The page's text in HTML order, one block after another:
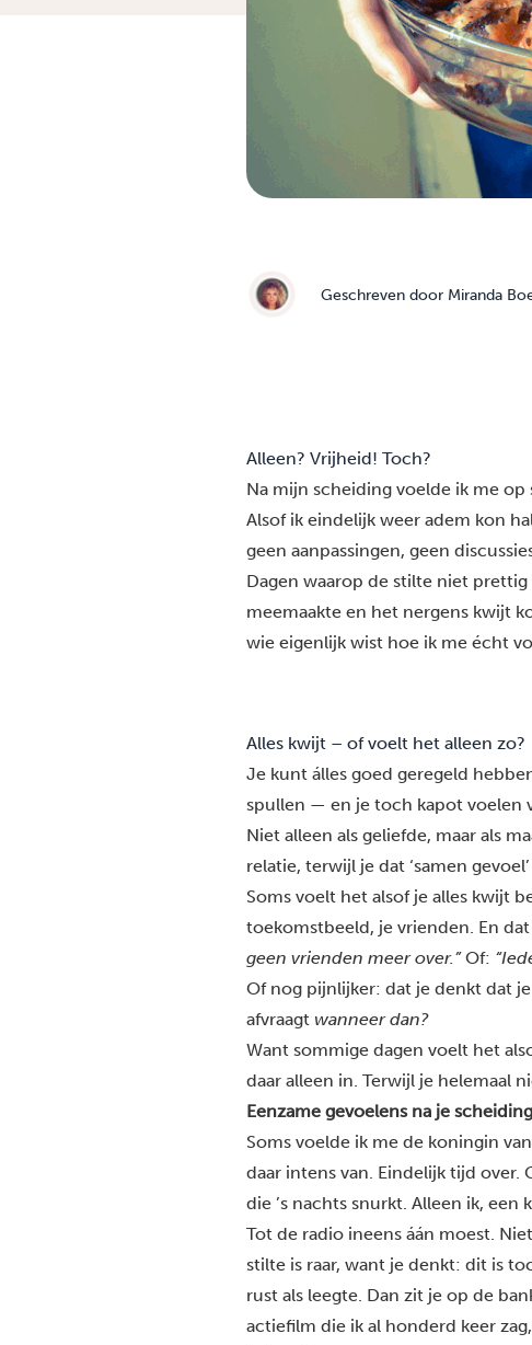
Geschreven door Miranda
Alleen? Vrijheid! Toch?
Na mijn scheiding voelde ik me
Alsof ik eindelijk weer adem kon
geen aanpassingen, geen
Dagen waarop de stilte niet prettig
meemaakte en het nergens kwijt
wie eigenlijk wist hoe ik me écht
Alles kwijt – of voelt het alleen zo?
Je kunt álles goed geregeld
spullen — en je toch kapot voelen
Niet alleen als geliefde, maar als
relatie, terwijl je dat ‘samen
Soms voelt het alsof je alles kwijt
toekomstbeeld, je vrienden. En
geen vrienden meer over.”Of:
Of nog pijnlijker: dat je denkt dat
afvraagt wanneer dan?
Want sommige dagen voelt het
daar alleen in. Terwijl je helemaal
Eenzame gevoelens na je
Soms voelde ik me de koningin
daar intens van. Eindelijk tijd over.
die ’s nachts snurkt. Alleen ik,
Tot de radio ineens áán moest.
stilte is raar, want je denkt: dit is
rust als leegte. Dan zit je op de
actiefilm die ik al honderd keer